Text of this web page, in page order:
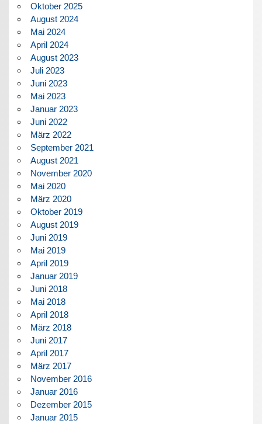
Oktober 2025
August 2024
Mai 2024
April 2024
August 2023
Juli 2023
Juni 2023
Mai 2023
Januar 2023
Juni 2022
März 2022
September 2021
August 2021
November 2020
Mai 2020
März 2020
Oktober 2019
August 2019
Juni 2019
Mai 2019
April 2019
Januar 2019
Juni 2018
Mai 2018
April 2018
März 2018
Juni 2017
April 2017
März 2017
November 2016
Januar 2016
Dezember 2015
Januar 2015